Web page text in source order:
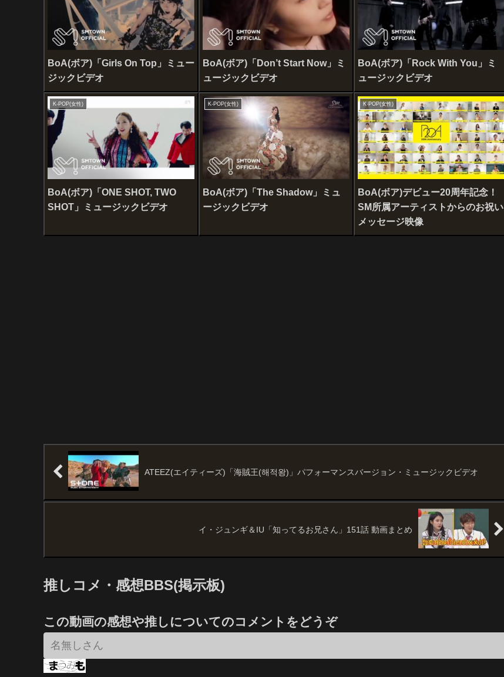
BoA(ボア)「Girls On Top」ミュー
ジックビデオ
BoA(ボア)「Don’t Start Now」ミ
ュージックビデオ
BoA(ボア)「Rock With You」ミ
ュージックビデオ
K-POP(女性)
BoA(ボア)「ONE SHOT, TWO
SHOT」ミュージックビデオ
K-POP(女性)
BoA(ボア)「The Shadow」ミュ
ージックビデオ
K-POP(女性)
BoA(ボア)デビュー20周年記念！
SM所属アーティストからのお祝い
メッセージ映像
ATEEZ(エイティーズ)「海賊王(해적왕)」パフォーマンスバージョン・ミュージックビデオ
イ・ジュンギ＆IU「知ってるお兄さん」151話 動画まとめ
推しコメ・感想BBS(掲示板)
この動画の感想や推しについてのコメントをどうぞ